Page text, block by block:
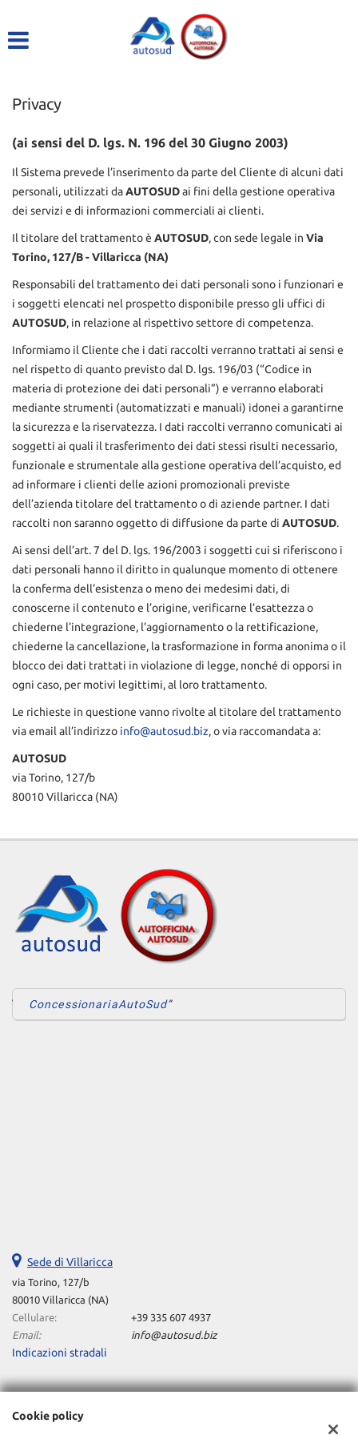
ACQUISTIAMO USATO
DICONO DI NOI
CONTATTI
Privacy
(ai sensi del D. lgs. N. 196 del 30 Giugno 2003)
Il Sistema prevede l’inserimento da parte del Cliente di alcuni dati
personali, utilizzati daAUTOSUDai fini della gestione operativa
dei servizi e di informazioni commerciali ai clienti.
Il titolare del trattamento è AUTOSUD, con sede legale in Via
Torino, 127/B - Villaricca (NA)
Responsabili del trattamento dei dati personali sono i funzionari e
i soggetti elencati nel prospetto disponibile presso gli uffici di
AUTOSUD, in relazione al rispettivo settore di competenza.
Informiamo il Cliente che i dati raccolti verranno trattati ai sensi e
nel rispetto di quanto previsto dal D. lgs. 196/03 (“Codice in
materia di protezione dei dati personali”) e verranno elaborati
mediante strumenti (automatizzati e manuali) idonei a garantirne
la sicurezza e la riservatezza. I dati raccolti verranno comunicati ai
soggetti ai quali il trasferimento dei dati stessi risulti necessario,
funzionale e strumentale alla gestione operativa dell’acquisto, ed
ad informare i clienti delle azioni promozionali previste
dell’azienda titolare del trattamento o di aziende partner. I dati
raccolti non saranno oggetto di diffusione da parte di AUTOSUD.
Ai sensi dell’art. 7 del D. lgs. 196/2003 i soggetti cui si riferiscono i
dati personali hanno il diritto in qualunque momento di ottenere
la conferma dell’esistenza o meno dei medesimi dati, di
conoscerne il contenuto e l’origine, verificarne l’esattezza o
chiederne l’integrazione, l’aggiornamento o la rettificazione,
chiederne la cancellazione, la trasformazione in forma anonima o il
blocco dei dati trattati in violazione di legge, nonché di opporsi in
ogni caso, per motivi legittimi, al loro trattamento.
Le richieste in questione vanno rivolte al titolare del trattamento
via email all’indirizzo info@autosud.biz, o via raccomandata a:
AUTOSUD
via Torino, 127/b
80010 Villaricca (NA)
ConcessionariaAutoSud
Sede di Villaricca
via Torino, 127/b
80010 Villaricca (NA)
Cellulare:
+39 335 607 4937
Email:
info@autosud.biz
Indicazioni stradali
Dati fiscali:
Cookie policy